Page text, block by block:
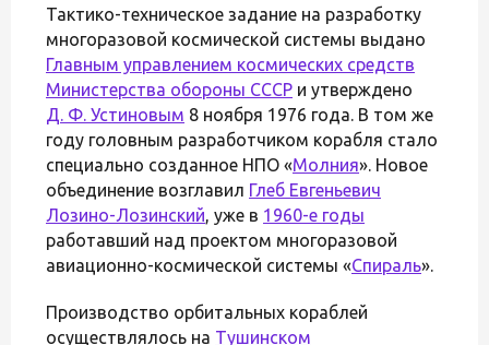
Тактико-техническое задание на разработку
многоразовой космической системы выдано
Главным управлением космических средств
Министерства обороны СССР и утверждено
Д. Ф. Устиновым 8 ноября 1976 года. В том же
году головным разработчиком корабля стало
специально созданное НПО «Молния». Новое
объединение возглавил Глеб Евгеньевич
Лозино-Лозинский, уже в 1960-е годы
работавший над проектом многоразовой
авиационно-космической системы «Спираль».
Производство орбитальных кораблей
осуществлялось на Тушинском